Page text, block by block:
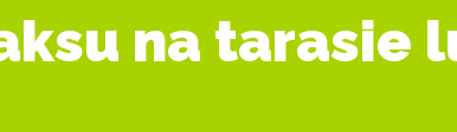
na tarasie